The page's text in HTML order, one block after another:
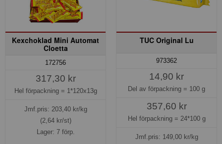
Kexchoklad Mini Automat
Cloetta
172756
317,30 kr
Hel förpackning = 1*120x13g
Jmf.pris: 203,40kr/kg
(2,64 kr/st)
Lager: 7 förp.
TUC Original Lu
973362
14,90 kr
Del av förpackning = 100 g
357,60 kr
Hel förpackning = 24*100 g
Jmf.pris: 149,00kr/kg